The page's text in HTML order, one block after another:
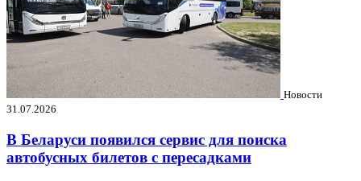
Новости
31.07.2026
В Беларуси появился сервис для поиска
автобусных билетов с пересадками